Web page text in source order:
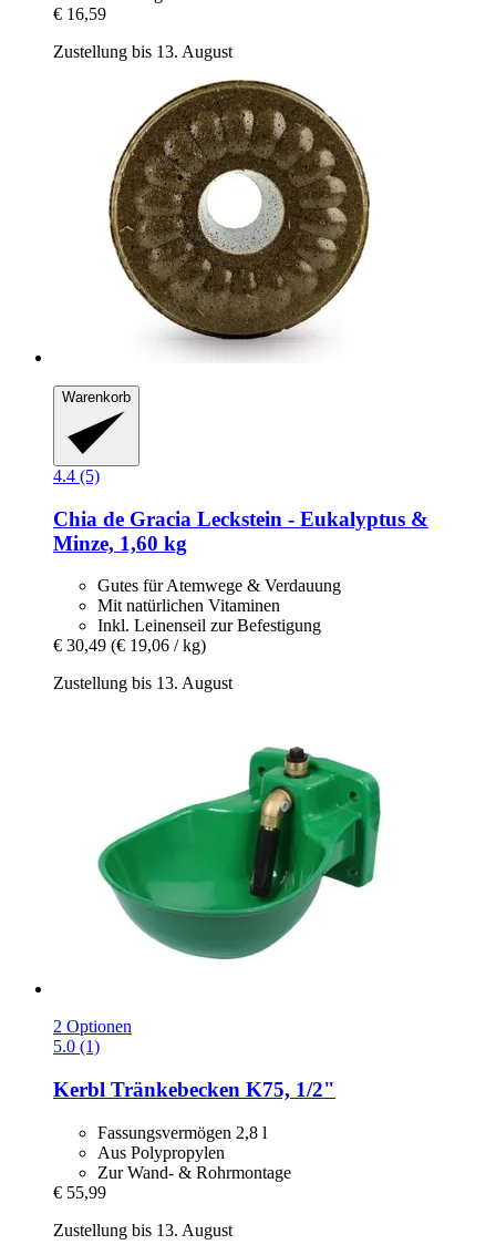
€ 16,59
Zustellung bis 13. August
Warenkorb
4.4 (5)
Chia de Gracia Leckstein -​ Eukalyptus &
Minze, 1,60 kg
Gutes für Atemwege & Verdauung
Mit natürlichen Vitaminen
Inkl. Leinenseil zur Befestigung
€ 30,49 (€ 19,06 / kg)
Zustellung bis 13. August
2 Optionen
5.0 (1)
Kerbl Tränkebecken K75, 1/2"
Fassungsvermögen 2,8 l
Aus Polypropylen
Zur Wand- & Rohrmontage
€ 55,99
Zustellung bis 13. August